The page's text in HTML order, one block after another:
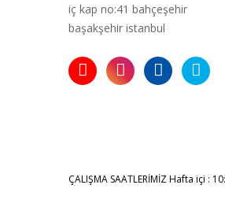
iç kap no:41 bahçeşehir
başakşehir istanbul
ÇALIŞMA SAATLERİMİZHafta içi :